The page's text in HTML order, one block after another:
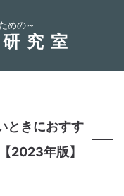
めの～
究室
ときにおすす
2023年版】